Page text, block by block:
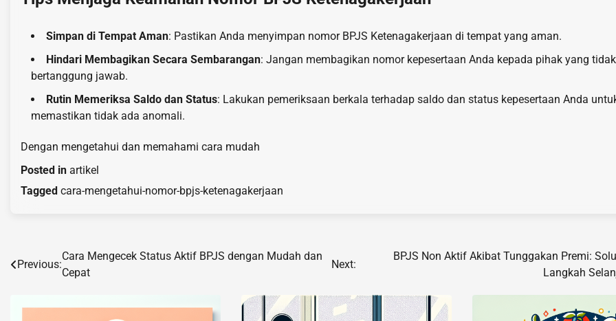
Simpan di Tempat Aman: Pastikan Anda menyimpan nomor BPJS Ketenagakerjaan di tempat yang aman.
Hindari Membagikan Secara Sembarangan: Jangan membagikan nomor kepesertaan Anda kepada pihak yang tidak
bertanggung jawab.
Rutin Memeriksa Saldo dan Status: Lakukan pemeriksaan berkala terhadap saldo dan status kepesertaan Anda
memastikan tidak ada anomali.
Dengan mengetahui dan memahami cara mudah
Posted in artikel
Tagged cara-mengetahui-nomor-bpjs-ketenagakerjaan
Post
navigation
Previous:
Cara Mengecek Status Aktif BPJS dengan Mudah dan
Cepat
Next:
BPJS Non Aktif Akibat Tunggakan Premi:
Langkah